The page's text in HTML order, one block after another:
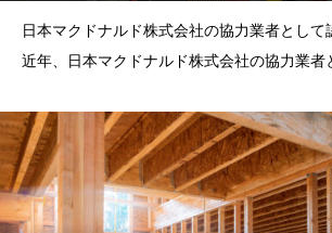
日本マクドナルド株式会社の協力業者として
近年、日本マクドナルド株式会社の協力業者